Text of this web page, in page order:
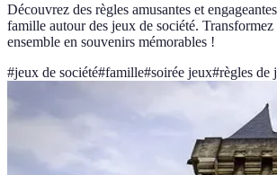
Découvrez des règles amusantes et
famille autour des jeux de société.
ensemble en souvenirs mémorables !
#jeux de société#famille#soirée jeux#règles de